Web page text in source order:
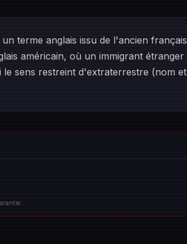
terme anglais issu de l'ancien français
américain, où un immigrant étranger
sens restreint d'extraterrestre (nom et